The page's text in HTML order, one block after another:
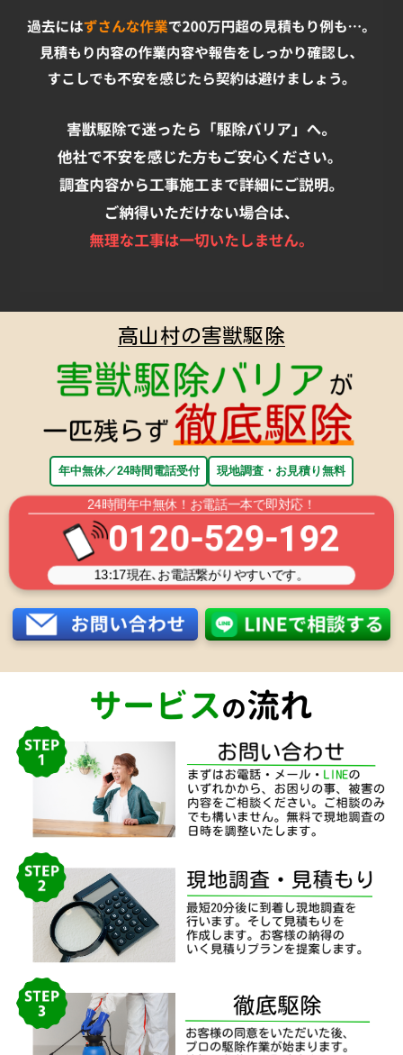
高山村の害獣駆除
年中無休／24時間電話受付 現地調査・お見積り無料
24時間年中無休！お電話一本で即対応！
0120-529-192
13:17現在､お電話繋がりやすいです。